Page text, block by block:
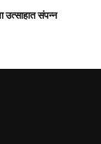
उत्साहात संपन्न